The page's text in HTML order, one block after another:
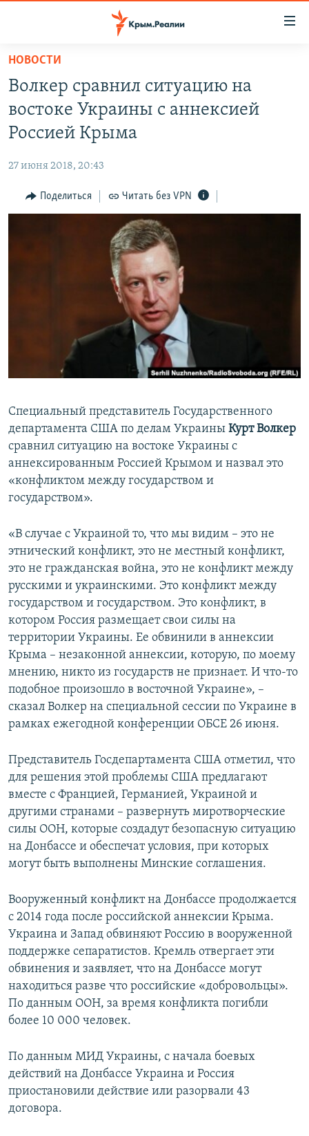
Вернуться
основному
содержанию
Вернутся
главной
Вернутся
СПЕЦПРОЕКТЫ
11 ЛЕТ ОККУПАЦИИ КРЫМА. 11 ИСТОРИЙ СОПРОТИВЛЕНИЯ
ВОДА
ЕЩЕ
ИНТЕРАКТИВ
ТЕЛЕПРОЕКТ КРЫМ.РЕАЛИИ
СОВЕТЫ ПРАВОЗАЩИТНИКОВ
ПРОПАВШИЕ БЕЗ ВЕСТИ
ПОБЕДИТЕЛЕЙ НЕ СУДЯТ?
КРЫМ.НЕПОКОРЕННЫЙ
РАДІО СВОБОДА
КАК ОБОЙТИ БЛОКИРОВКУ
Все сайты RFE/RL
НОВОСТИ
Волкер сравнил ситуацию на
востоке Украины с аннексией
Россией Крыма
27 июня 2018, 20:43
Поделиться Читать без VPN
Специальный представитель Государственного
департамента США по делам Украины Курт Волкер
сравнил ситуацию на востоке Украины с
аннексированным Россией Крымом и назвал это
«конфликтом между государством и
государством».
«В случае с Украиной то, что мы видим – это не
этнический конфликт, это не местный конфликт,
это не гражданская война, это не конфликт между
русскими и украинскими. Это конфликт между
государством и государством. Это конфликт, в
котором Россия размещает свои силы на
территории Украины. Ее обвинили в аннексии
Крыма – незаконной аннексии, которую, по моему
мнению, никто из государств не признает. И что-то
подобное произошло в восточной Украине», –
сказал Волкер на специальной сессии по Украине в
рамках ежегодной конференции ОБСЕ 26 июня.
Представитель Госдепартамента США отметил, что
для решения этой проблемы США предлагают
вместе с Францией, Германией, Украиной и
другими странами – развернуть миротворческие
силы ООН, которые создадут безопасную ситуацию
на Донбассе и обеспечат условия, при которых
могут быть выполнены Минские соглашения.
Вооруженный конфликт на Донбассе продолжается
с 2014 года после российской аннексии Крыма.
Украина и Запад обвиняют Россию в вооруженной
поддержке сепаратистов. Кремль отвергает эти
обвинения и заявляет, что на Донбассе могут
находиться разве что российские «добровольцы».
По данным ООН, за время конфликта погибли
более 10 000 человек.
По данным МИД Украины, с начала боевых
действий на Донбассе Украина и Россия
приостановили действие или разорвали 43
договора.